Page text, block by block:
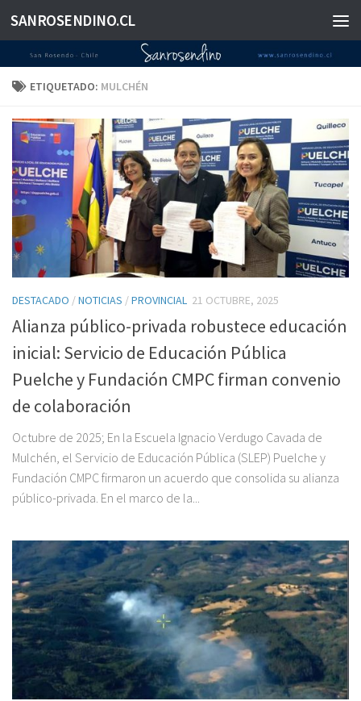
Saltar al contenido
SANROSENDINO.CL
ETIQUETADO: MULCHÉN
DESTACADO /NOTICIAS /PROVINCIAL 21 OCTUBRE, 2025
Alianza público-privada robustece educación
inicial: Servicio de Educación Pública
Puelche y Fundación CMPC firman convenio
de colaboración
Octubre de 2025; En la Escuela Ignacio Verdugo Cavada de
Mulchén, el Servicio de Educación Pública (SLEP) Puelche y
Fundación CMPC firmaron un acuerdo que consolida su alianza
público-privada. En el marco de la...